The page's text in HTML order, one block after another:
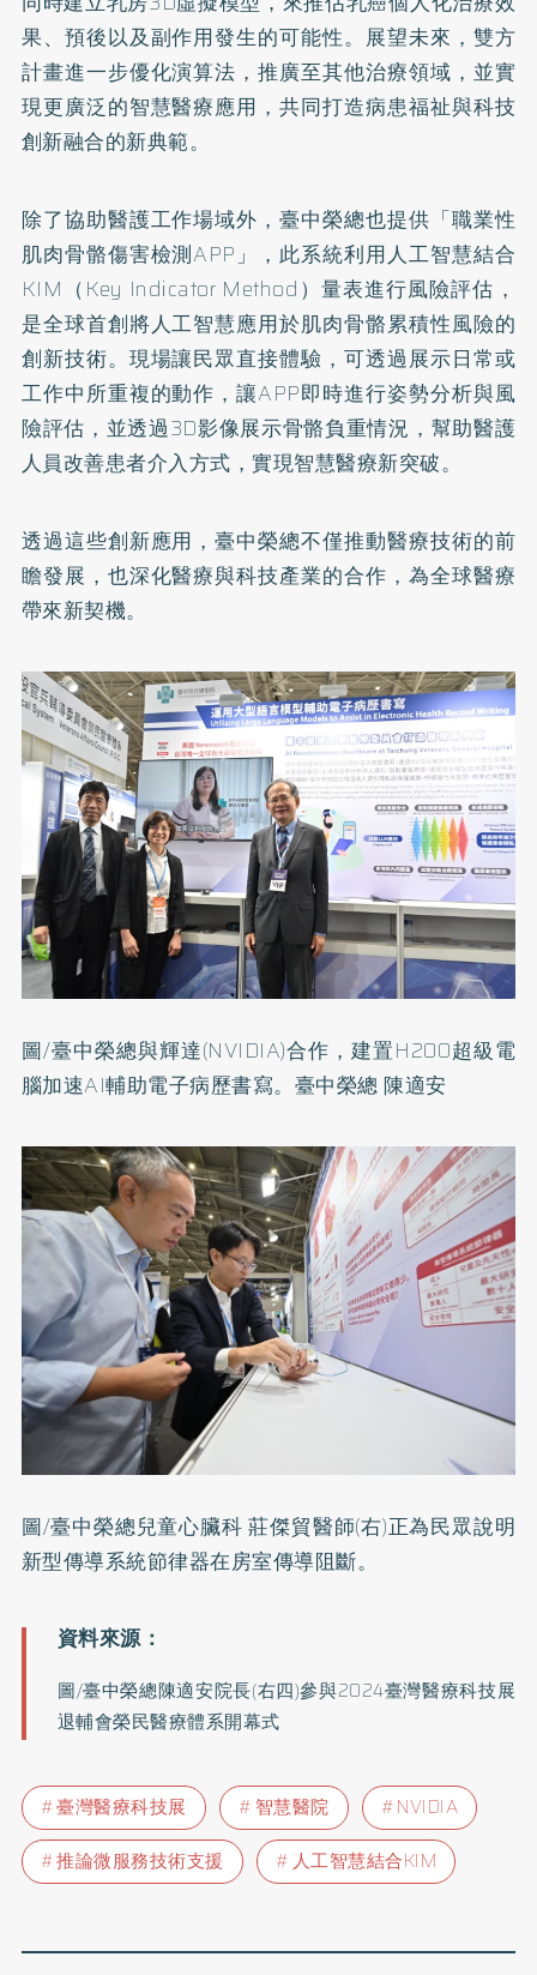
果、預後以及副作用發生的可能性。展望未來，雙方
計畫進一步優化演算法，推廣至其他治療領域，並實
現更廣泛的智慧醫療應用，共同打造病患福祉與科技
創新融合的新典範。
除了協助醫護工作場域外，臺中榮總也提供「職業性
肌肉骨骼傷害檢測APP」，此系統利用人工智慧結合
KIM（Key Indicator Method）量表進行風險評估，
是全球首創將人工智慧應用於肌肉骨骼累積性風險的
創新技術。現場讓民眾直接體驗，可透過展示日常或
工作中所重複的動作，讓APP即時進行姿勢分析與風
險評估，並透過3D影像展示骨骼負重情況，幫助醫護
人員改善患者介入方式，實現智慧醫療新突破。
透過這些創新應用，臺中榮總不僅推動醫療技術的前
瞻發展，也深化醫療與科技產業的合作，為全球醫療
帶來新契機。
圖/臺中榮總與輝達(NVIDIA)合作，建置H200超級電
腦加速AI輔助電子病歷書寫。臺中榮總 陳適安
圖/臺中榮總兒童心臟科 莊傑貿醫師(右)正為民眾說明
新型傳導系統節律器在房室傳導阻斷。
圖/臺中榮總陳適安院長(右四)參與2024臺灣醫療科技展
退輔會榮民醫療體系開幕式
臺灣醫療科技展 智慧醫院
NVIDIA
推論微服務技術支援
人工智慧結合KIM